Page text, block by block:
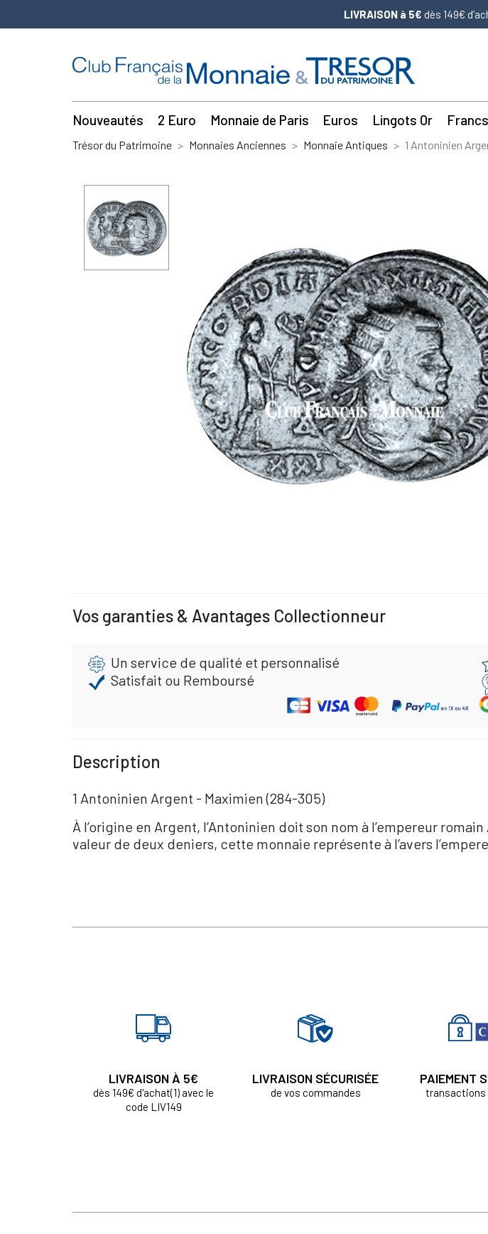
LIVRAISON à 5€ dès 149€
Nouveautés 2 Euro Monnaie de Paris Euros Lingots Or Francs
Trésor du Patrimoine Monnaies Anciennes Monnaie Antiques 1 Antoninien
Vos garanties & Avantages Collectionneur
Un service de qualité et personnalisé
Satisfait ou Remboursé
Description
1 Antoninien Argent - Maximien (284-305)
À l’origine en Argent, l’Antoninien doit son nom à l’empereur
valeur de deux deniers, cette monnaie représente à l’avers
LIVRAISON À 5€
dès 149€ d'achat(1) avec le
code LIV149
LIVRAISON SÉCURISÉE
de vos commandes
PAIEMENT
transactions